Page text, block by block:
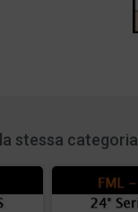
stessa categoria